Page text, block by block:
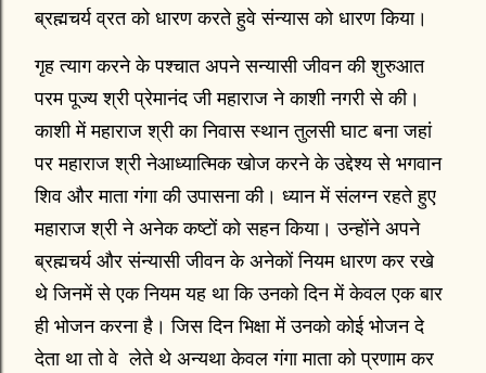
ब्रह्मचर्य व्रत को धारण करते हुवे संन्यास को धारण किया।
गृह त्याग करने के पश्चात अपने सन्यासी जीवन की शुरुआत
परम पूज्य श्री प्रेमानंद जी महाराज ने काशी नगरी से की।
काशी में महाराज श्री का निवास स्थान तुलसी घाट बना जहां
पर महाराज श्री नेआध्यात्मिक खोज करने के उद्देश्य से भगवान
शिव और माता गंगा की उपासना की। ध्यान में संलग्न रहते हुए
महाराज श्री ने अनेक कष्टों को सहन किया। उन्होंने अपने
ब्रह्मचर्य और संन्यासी जीवन के अनेकों नियम धारण कर रखे
थे जिनमें से एक नियम यह था कि उनको दिन में केवल एक बार
ही भोजन करना है। जिस दिन भिक्षा में उनको कोई भोजन दे
देता था तो वे लेते थे अन्यथा केवल गंगा माता को प्रणाम कर